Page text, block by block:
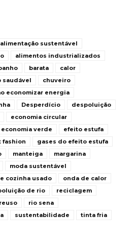
alimentação sustentável
alimentos industrializados
barata
calor
saudável
chuveiro
economizar energia
Desperdício
despoluição
economia circular
economia verde
efeito estufa
fashion
gases do efeito estufa
manteiga
margarina
moda sustentável
cozinha usado
onda de calor
de rio
reciclagem
reuso
rio sena
sustentabilidade
tinta fria